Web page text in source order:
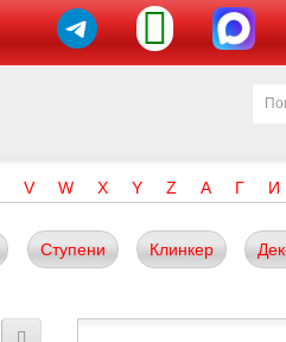
V W X Y Z А Г И
Ступени Клинкер